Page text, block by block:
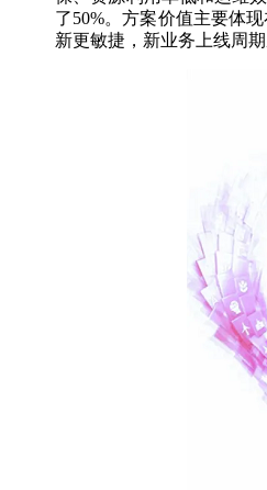
了50%。方案价值主要体
新更敏捷，新业务上线周